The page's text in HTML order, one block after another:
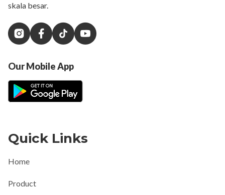
skala besar.
Our Mobile App
Quick Links
Home
Product